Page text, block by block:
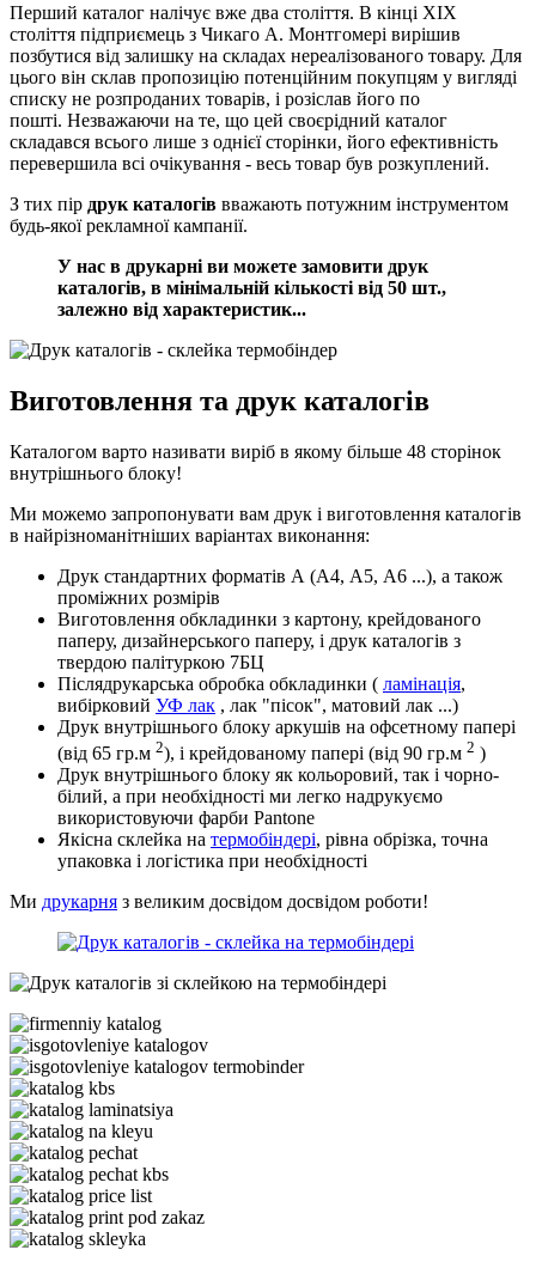
Перший каталог налічує вже два століття. В кінці XIX
століття підприємець з Чикаго А. Монтгомері вирішив
позбутися від залишку на складах нереалізованого товару. Для
цього він склав пропозицію потенційним покупцям у вигляді
списку не розпроданих товарів, і розіслав його по
пошті. Незважаючи на те, що цей своєрідний каталог
складався всього лише з однієї сторінки, його ефективність
перевершила всі очікування - весь товар був розкуплений.
З тих пір друк каталогів вважають потужним інструментом
будь-якої рекламної кампанії.
У нас в друкарні ви можете замовити друк
каталогів, в мінімальній кількості від 50 шт.,
залежно від характеристик...
Виготовлення та друк каталогів
Каталогом варто називати виріб в якому більше 48 сторінок
внутрішнього блоку!
Ми можемо запропонувати вам друк і виготовлення каталогів
в найрізноманітніших варіантах виконання:
Друк стандартних форматів А (А4, А5, А6 ...), а також
проміжних розмірів
Виготовлення обкладинки з картону, крейдованого
паперу, дизайнерського паперу, і друк каталогів з
твердою палітуркою 7БЦ
Післядрукарська обробка обкладинки ( ламінація,
вибірковий УФ лак , лак "пісок", матовий лак ...)
Друк внутрішнього блоку аркушів на офсетному папері
(від 65 гр.м 2), і крейдованому папері (від 90 гр.м 2 )
Друк внутрішнього блоку як кольоровий, так і чорно-
білий, а при необхідності ми легко надрукуємо
використовуючи фарби Pantone
Якісна склейка на термобіндері, рівна обрізка, точна
упаковка і логістика при необхідності
Ми друкарня з великим досвідом досвідом роботи!